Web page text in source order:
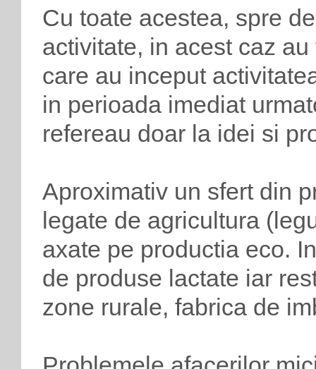
Cu toate acestea, spre
activitate, in acest caz
care au inceput
in perioada imediat
refereau doar la idei si
Aproximativ un sfert din
legate de agricultura
axate pe productia eco.
de produse lactate iar
zone rurale, fabrica de